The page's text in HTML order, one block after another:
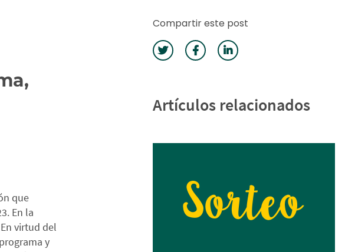
que
En la
En virtud del
y
Compartir este post
Artículos relacionados